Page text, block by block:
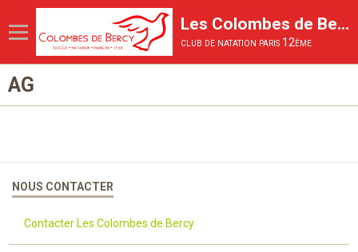
Les Colombes de Bercy
club de natation paris 12ème
Page d'accueil
AG
NOUS CONTACTER
Contacter Les Colombes de Bercy